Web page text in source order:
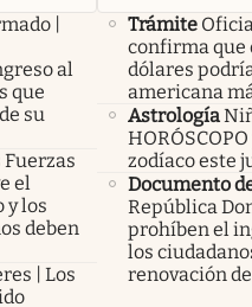
|
al
que
su
el
los
deben
| Los
Trámite
confirma que
dólares
americana
Astrología
zodíaco este
Documento
República
prohíben el
los
renovación